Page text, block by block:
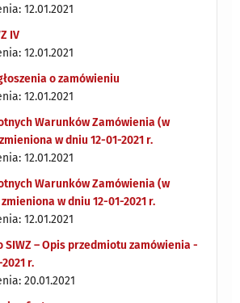
12.01.2021
IV
12.01.2021
o zamówieniu
12.01.2021
Warunków Zamówienia (w
w dniu 12-01-2021 r.
12.01.2021
Warunków Zamówienia (w
w dniu 12-01-2021 r.
12.01.2021
SIWZ – Opis przedmiotu zamówienia -
r.
20.01.2021